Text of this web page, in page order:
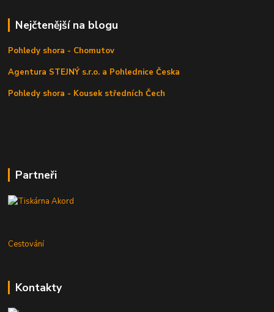
Nejčtenější na blogu
Pohledy shora - Chomutov
Agentura STEJNÝ s.r.o. a Pohlednice Česka
Pohledy shora - Kousek středních Čech
Partneři
Cestování
Kontakty